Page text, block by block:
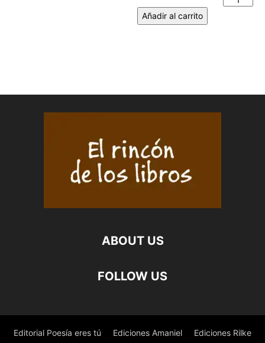
Añadir al carrito
ABOUT US
FOLLOW US
Editorial Poesía eres tú Ediciones Amaniel Ediciones Rilke